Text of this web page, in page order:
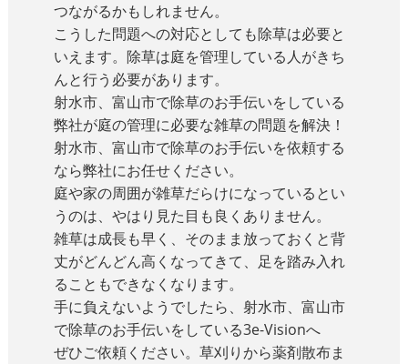
つながるかもしれません。
こうした問題への対応としても除草は必要と
いえます。除草は庭を管理している人がきち
んと行う必要があります。
射水市、富山市で除草のお手伝いをしている
弊社が庭の管理に必要な雑草の問題を解決！
射水市、富山市で除草のお手伝いを依頼する
なら弊社にお任せください。
庭や家の周囲が雑草だらけになっているとい
うのは、やはり見た目も良くありません。
雑草は成長も早く、そのまま放っておくと背
丈がどんどん高くなってきて、足を踏み入れ
ることもできなくなります。
手に負えないようでしたら、射水市、富山市
で除草のお手伝いをしている3e-Visionへ
ぜひご依頼ください。草刈りから薬剤散布ま